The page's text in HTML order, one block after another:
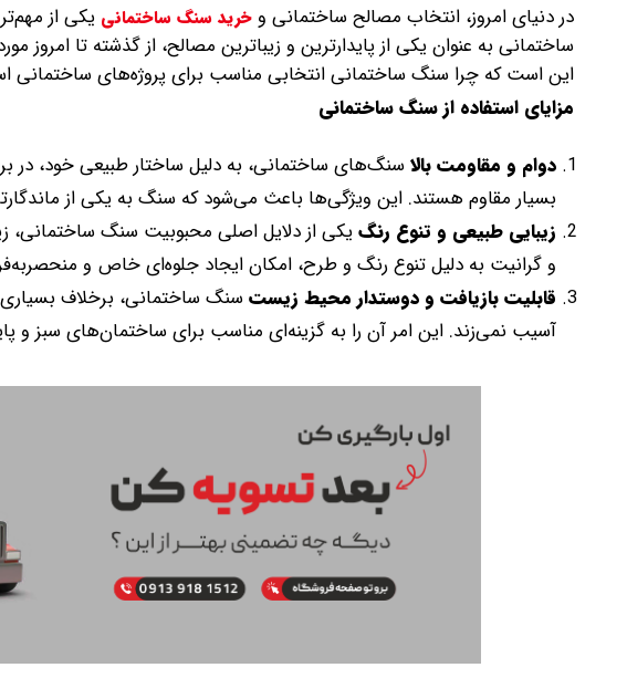
در دنیای امروز، انتخاب مصالح ساختمانی و خرید سنگ ساختمانی یکی از
ساختمانی به عنوان یکی از پایدارترین و زیباترین مصالح، از گذشته تا امروز
این است که چرا سنگ ساختمانی انتخابی مناسب برای پروژه‌های ساختمانی
مزایای استفاده از سنگ ساختمانی
دوام و مقاومت بالا سنگ‌های ساختمانی، به دلیل ساختار طبیعی خود، در
بسیار مقاوم هستند. این ویژگی‌ها باعث می‌شود که سنگ به یکی از
زیبایی طبیعی و تنوع رنگ یکی از دلایل اصلی محبوبیت سنگ ساختمانی،
و گرانیت به دلیل تنوع رنگ و طرح، امکان ایجاد جلوه‌ای خاص و
قابلیت بازیافت و دوستدار محیط زیست سنگ ساختمانی، برخلاف
آسیب نمی‌زند. این امر آن را به گزینه‌ای مناسب برای ساختمان‌های سبز و